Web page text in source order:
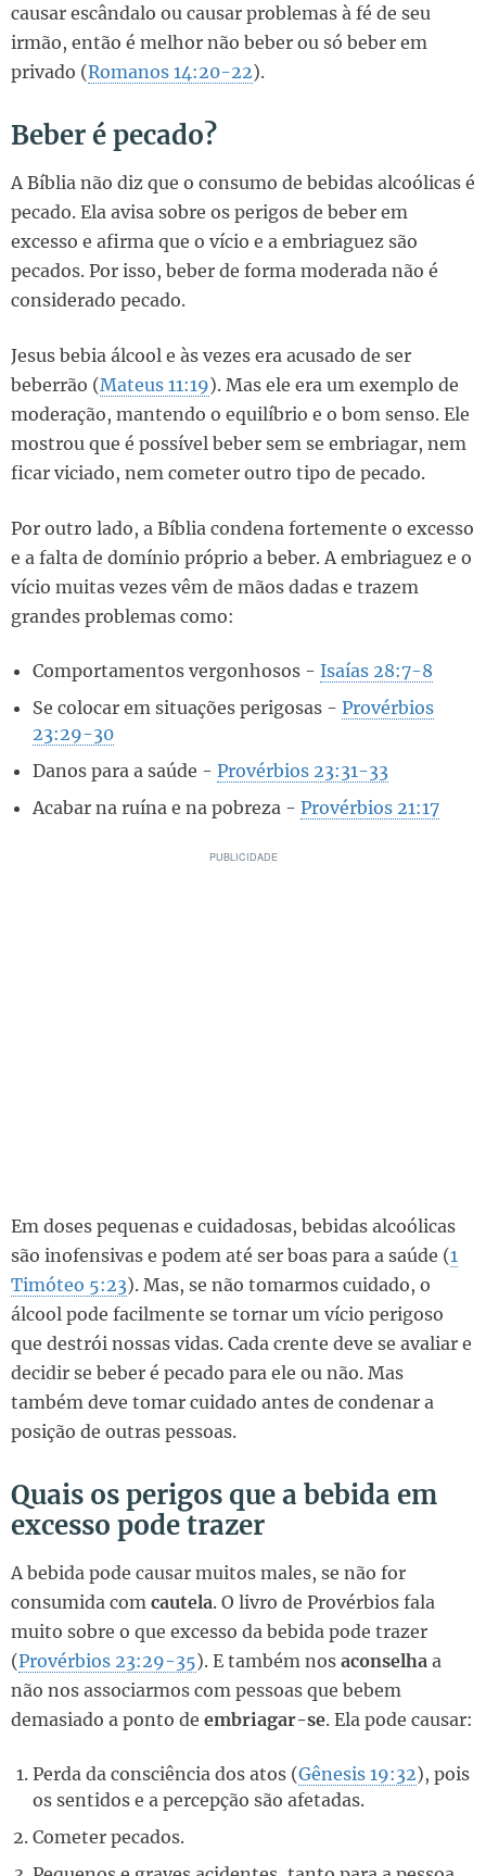
causar escândalo ou causar problemas à fé de seu
irmão, então é melhor não beber ou só beber em
privado (Romanos 14:20-22).
Beber é pecado?
A Bíblia não diz que o consumo de bebidas alcoólicas é
pecado. Ela avisa sobre os perigos de beber em
excesso e afirma que o vício e a embriaguez são
pecados. Por isso, beber de forma moderada não é
considerado pecado.
Jesus bebia álcool e às vezes era acusado de ser
beberrão (Mateus 11:19). Mas ele era um exemplo de
moderação, mantendo o equilíbrio e o bom senso. Ele
mostrou que é possível beber sem se embriagar, nem
ficar viciado, nem cometer outro tipo de pecado.
Por outro lado, a Bíblia condena fortemente o excesso
e a falta de domínio próprio a beber. A embriaguez e o
vício muitas vezes vêm de mãos dadas e trazem
grandes problemas como:
Comportamentos vergonhosos - Isaías 28:7-8
Se colocar em situações perigosas - Provérbios
23:29-30
Danos para a saúde - Provérbios 23:31-33
Acabar na ruína e na pobreza - Provérbios 21:17
Em doses pequenas e cuidadosas, bebidas alcoólicas
são inofensivas e podem até ser boas para a saúde (1
Timóteo 5:23). Mas, se não tomarmos cuidado, o
álcool pode facilmente se tornar um vício perigoso
que destrói nossas vidas. Cada crente deve se avaliar e
decidir se beber é pecado para ele ou não. Mas
também deve tomar cuidado antes de condenar a
posição de outras pessoas.
Quais os perigos que a bebida em
excesso pode trazer
A bebida pode causar muitos males, se não for
consumida com cautela. O livro de Provérbios fala
muito sobre o que excesso da bebida pode trazer
(Provérbios 23:29-35). E também nos aconselha a
não nos associarmos com pessoas que bebem
demasiado a ponto de embriagar-se. Ela pode causar:
Perda da consciência dos atos (Gênesis 19:32), pois
os sentidos e a percepção são afetadas.
Cometer pecados.